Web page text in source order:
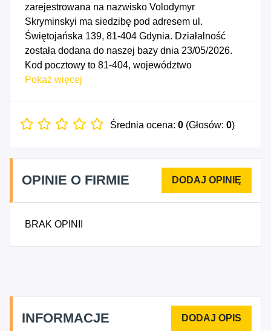
zarejestrowana na nazwisko Volodymyr
Skryminskyi ma siedzibę pod adresem ul.
Świętojańska 139, 81-404 Gdynia. Działalność
została dodana do naszej bazy dnia 23/05/2026.
Kod pocztowy to 81-404, województwo
POMORSKIE, powiat Gdynia. Numer Identyfikacji
Skryminskyi to 544793947. Data rozpoczęcia
Naprawa i konserwacja maszyn, 3320Z -
Instalowanie maszyn przemysłowych, sprzętu i
wyposażenia, 4321Z - Wykonywanie instalacji
roboty budowlane, gdzie indziej niesklasyfikowane.
Pokaż więcej
Średnia ocena: 0 (Głosów: 0)
OPINIE O FIRMIE
BRAK OPINII
INFORMACJE